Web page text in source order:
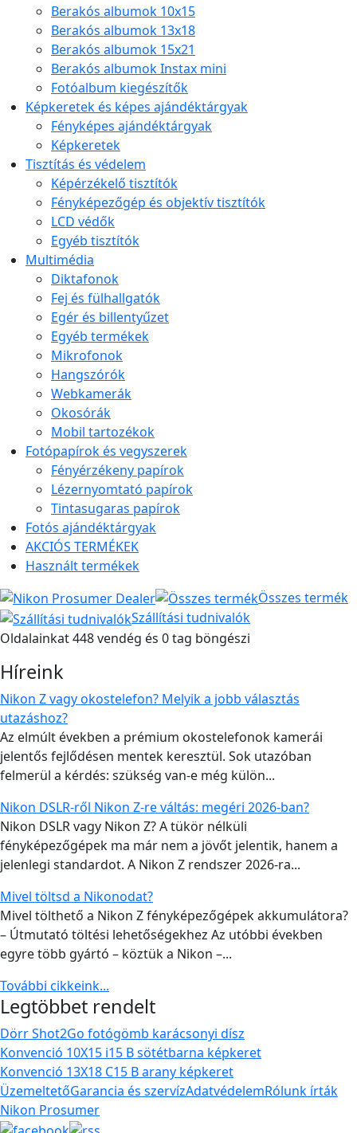
Berakós albumok 10x15
Berakós albumok 13x18
Berakós albumok 15x21
Berakós albumok Instax mini
Fotóalbum kiegészítők
Képkeretek és képes ajándéktárgyak
Fényképes ajándéktárgyak
Képkeretek
Tisztítás és védelem
Képérzékelő tisztítók
Fényképezőgép és objektív tisztítók
LCD védők
Egyéb tisztítók
Multimédia
Diktafonok
Fej és fülhallgatók
Egér és billentyűzet
Egyéb termékek
Mikrofonok
Hangszórók
Webkamerák
Okosórák
Mobil tartozékok
Fotópapírok és vegyszerek
Fényérzékeny papírok
Lézernyomtató papírok
Tintasugaras papírok
Fotós ajándéktárgyak
AKCIÓS TERMÉKEK
Használt termékek
Összes termék
Szállítási tudnivalók
Oldalainkat 448 vendég és 0 tag böngészi
Híreink
Nikon Z vagy okostelefon? Melyik a jobb választás
utazáshoz?
Az elmúlt években a prémium okostelefonok kamerái
jelentős fejlődésen mentek keresztül. Sok utazóban
felmerül a kérdés: szükség van-e még külön...
Nikon DSLR-ről Nikon Z-re váltás: megéri 2026-ban?
Nikon DSLR vagy Nikon Z? A tükör nélküli
fényképezőgépek ma már nem a jövőt jelentik, hanem a
jelenlegi standardot. A Nikon Z rendszer 2026-ra...
Mivel töltsd a Nikonodat?
Mivel tölthető a Nikon Z fényképezőgépek akkumulátora?
– Útmutató töltési lehetőségekhez Az utóbbi években
egyre több gyártó – köztük a Nikon –...
További cikkeink...
Legtöbbet rendelt
Dörr Shot2Go fotógömb karácsonyi dísz
Konvenció 10X15 i15 B sötétbarna képkeret
Konvenció 13X18 C15 B arany képkeret
ÜzemeltetőGarancia és szervízAdatvédelemRólunk írták
Nikon Prosumer